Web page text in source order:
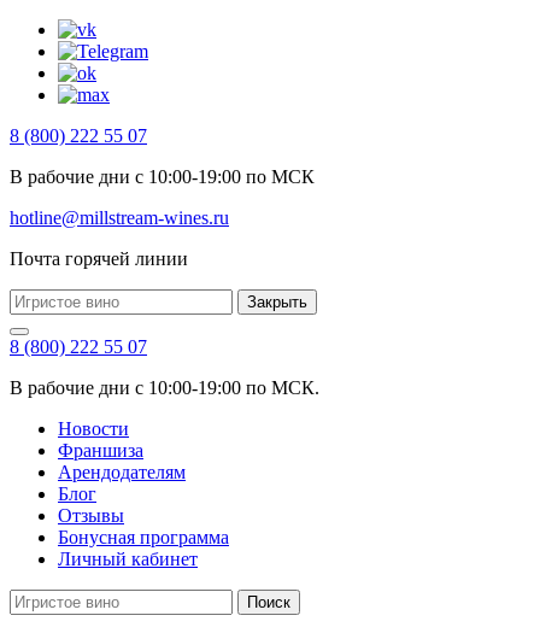
8 (800) 222 55 07
В рабочие дни с 10:00-19:00 по МСК
hotline@millstream-wines.ru
Почта горячей линии
Закрыть
8 (800) 222 55 07
В рабочие дни с 10:00-19:00 по МСК.
Новости
Франшиза
Арендодателям
Блог
Отзывы
Бонусная программа
Личный кабинет
Поиск